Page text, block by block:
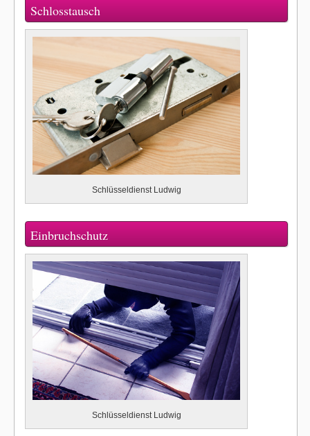
Schlosstausch
Schlüsseldienst Ludwig
Einbruchschutz
Schlüsseldienst Ludwig